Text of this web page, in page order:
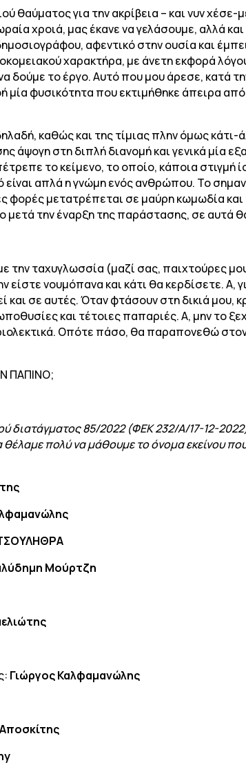
θαύματος για την ακρίβεια – και νυν χέσε-
χροιά, μας έκανε να γελάσουμε, αλλά
αφεντικό στην ουσία και
χαρακτήρα, με άνετη εκφορά λόγου
δούμε το έργο. Αυτό που μου άρεσε, κατά
φυσικότητα που εκτιμήθηκε άπειρα από
καθώς και της τίμιας πλην όμως
άψογη στη διπλή διανομή και γενικά μία
το κείμενο, το οποίο, κάποια στιγμή
απλά η γνώμη ενός ανθρώπου. Το
φορές μετατρέπεται σε μαύρη κωμωδία
μετά την έναρξη της παράστασης, σε αυτά
την ταχυγλωσσία (μαζί σας, παιχτούρες
είστε νουμόπανα και κάτι θα κερδίσετε. Α,
σε αυτές. Όταν φτάσουν στη δικιά μου,
και τέτοιες παπαριές. Α, μην το
Οπότε πάσο, θα παραπονεθώ
ΠΑΠΙΝΟ;
διατάγματος 85/2022 (ΦΕΚ 232/Α/17-12-
πολύ να μάθουμε το όνομα εκείνου που
Μούρτζη
Γιώργος Καλφαμανώλης